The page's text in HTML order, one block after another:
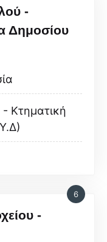
-
Δημοσίου
Κτηματική
-
6